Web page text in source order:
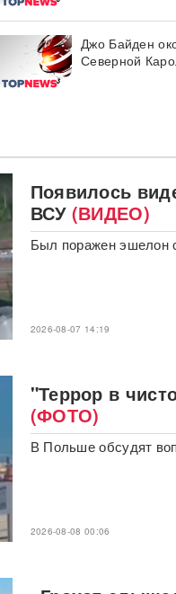
Джо Байден
Северной
Появилось
ВСУ(ВИДЕО)
Был поражен эшелон
2026-08-07 14:19
"Террор в
(ФОТО)
В Польше обсудят
2026-08-08 00:06